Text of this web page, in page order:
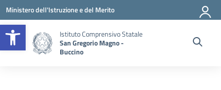
Apri la barra degli strumenti
Vai ai contenuti
Vai al menu di navigazione
Vai al footer
Ministero dell'Istruzione e del Merito
Istituto Comprensivo Statale
San Gregorio Magno -
Buccino